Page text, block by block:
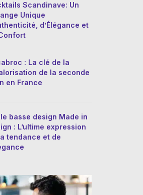
Scandinave: Un
Unique
d’Élégance et
: La clé de la
de la seconde
en France
basse design Made in
: L’ultime expression
tendance et de